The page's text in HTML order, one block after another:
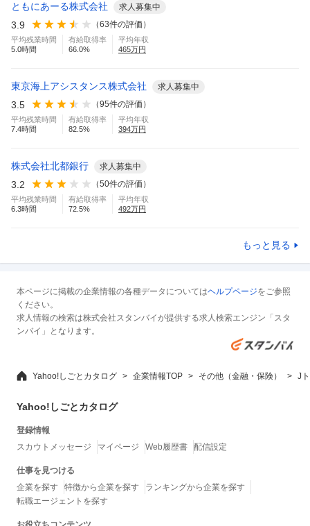
ともにあーる株式会社 求人募集中
3.9 （63件の評価）
平均残業時間
5.0時間
有給取得率
66.0%
平均年収
465万円
東京海上アシスタンス株式会社 求人募集中
3.5 （95件の評価）
平均残業時間
7.4時間
有給取得率
82.5%
平均年収
394万円
株式会社北都銀行 求人募集中
3.2 （50件の評価）
平均残業時間
6.3時間
有給取得率
72.5%
平均年収
492万円
もっと見る
本ページに掲載の企業情報の各種データについてはヘルプページをご参照
ください。
求人情報の検索は株式会社スタンバイが提供する求人検索エンジン「スタ
ンバイ」となります。
Yahoo!しごとカタログ 企業情報TOP その他（金融・保険） J
Yahoo!しごとカタログ
登録情報
スカウトメッセージ
マイページ Web履歴書 配信設定
仕事を見つける
企業を探す
特徴から企業を探す
ランキングから企業を探す
転職エージェントを探す